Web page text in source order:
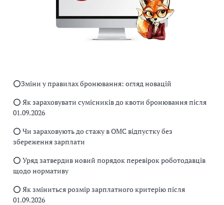
⭕️Зміни у правилах бронювання: огляд новацій
⭕️ Як зараховувати сумісників до квоти бронювання після
01.09.2026
⭕️ Чи зараховують до стажу в ОМС відпустку без
збереження зарплати
⭕️ Уряд затвердив новий порядок перевірок роботодавців
щодо нормативу
⭕️ Як зміниться розмір зарплатного критерію після
01.09.2026